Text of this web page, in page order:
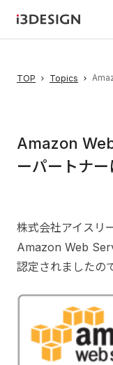
TOP Topics
Amazon
ーパートナ
株式会社アイスリ
Amazon Web
認定されましたの